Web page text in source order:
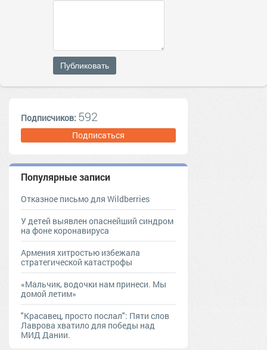
Публиковать
Подписчиков: 592
Подписаться
Популярные записи
Отказное письмо для Wildberries
У детей выявлен опаснейший синдром
на фоне коронавируса
Армения хитростью избежала
стратегической катастрофы
«Мальчик, водочки нам принеси. Мы
домой летим»
"Красавец, просто послал": Пяти слов
Лаврова хватило для победы над
МИД Дании.